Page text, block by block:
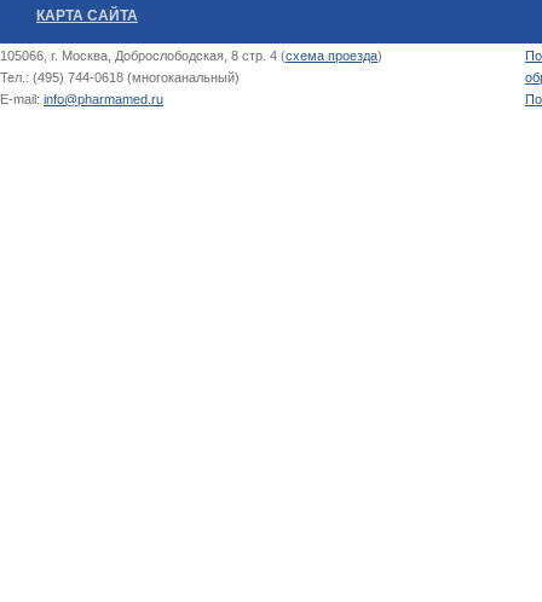
КАРТА САЙТА
105066, г. Москва, Доброслободская, 8 стр. 4 (схема проезда)
Тел.: (495) 744-0618 (многоканальный)
E-mail: info@pharmamed.ru